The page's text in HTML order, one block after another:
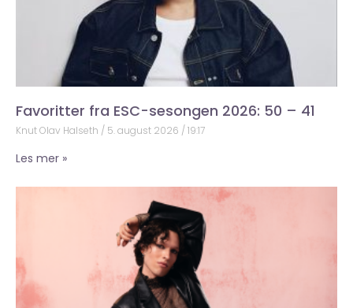
Favoritter fra ESC-sesongen 2026: 50 – 41
Knut Olav Halseth 5. august 2026 19:17
Les mer »